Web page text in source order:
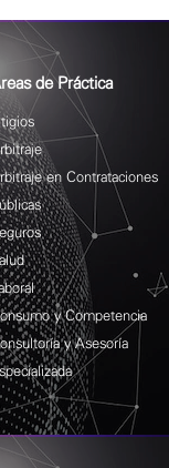
de Práctica
en Contrataciones
y Competencia
y Asesoría